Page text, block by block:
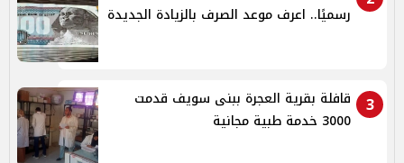
رسميًا.. اعرف موعد الصرف بالزيادة الجديدة
3
قافلة بقرية العجرة ببنى سويف قدمت
3000 خدمة طبية مجانية